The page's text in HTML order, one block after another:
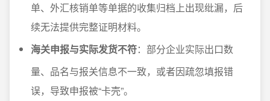
单、外汇核销单等单据的收集归档上出现纰漏，后
续无法提供完整证明材料。
海关申报与实际发货不符：部分企业实际出口数
量、品名与报关信息不一致，或者因疏忽填报错
误，导致申报被“卡壳”。